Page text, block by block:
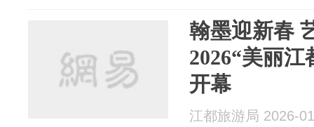
翰墨迎新春
2026“美丽
开幕
江都旅游局 2026-